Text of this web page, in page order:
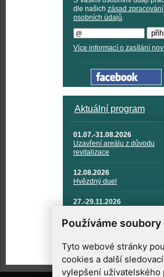
Používáme soubory
Tyto webové stránky
cookies a další
vylepšení
dle našich zásad zpracování
osobních údajů.
Více informací o zasílání
Aktuální program
01.07.-31.08.2026
Uzavření areálu z důvodu
revitalizace
12.08.2026
Hvězdný duel
27.-29.11.2026
TECHNIKA A KOSMICKÉ
TECHNOLOGIE